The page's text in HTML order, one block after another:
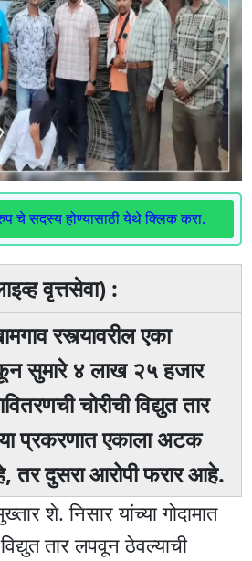
चे सदस्य होण्यासाठी येथे क्लिक करा.
वृत्तसेवा) :
रस्त्यावरील एका
सुमारे ४ लाख २५ हजार
चोरीची विद्युत तार
प्रकरणात एकाला अटक
दुसरा आरोपी फरार आहे.
शे. निसार यांच्या गोदामात
तार लपवून ठेवल्याची